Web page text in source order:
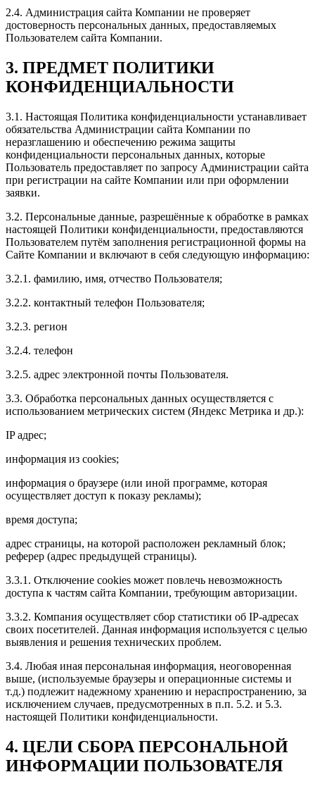
2.4. Администрация сайта Компании не проверяет
достоверность персональных данных, предоставляемых
Пользователем сайта Компании.
3. ПРЕДМЕТ ПОЛИТИКИ
КОНФИДЕНЦИАЛЬНОСТИ
3.1. Настоящая Политика конфиденциальности устанавливает
обязательства Администрации сайта Компании по
неразглашению и обеспечению режима защиты
конфиденциальности персональных данных, которые
Пользователь предоставляет по запросу Администрации сайта
при регистрации на сайте Компании или при оформлении
заявки.
3.2. Персональные данные, разрешённые к обработке в рамках
настоящей Политики конфиденциальности, предоставляются
Пользователем путём заполнения регистрационной формы на
Сайте Компании и включают в себя следующую информацию:
3.2.1. фамилию, имя, отчество Пользователя;
3.2.2. контактный телефон Пользователя;
3.2.3. регион
3.2.4. телефон
3.2.5. адрес электронной почты Пользователя.
3.3. Обработка персональных данных осуществляется с
использованием метрических систем (Яндекс Метрика и др.):
IP адрес;
информация из cookies;
информация о браузере (или иной программе, которая
осуществляет доступ к показу рекламы);
время доступа;
адрес страницы, на которой расположен рекламный блок;
реферер (адрес предыдущей страницы).
3.3.1. Отключение cookies может повлечь невозможность
доступа к частям сайта Компании, требующим авторизации.
3.3.2. Компания осуществляет сбор статистики об IP-адресах
своих посетителей. Данная информация используется с целью
выявления и решения технических проблем.
3.4. Любая иная персональная информация, неоговоренная
выше, (используемые браузеры и операционные системы и
т.д.) подлежит надежному хранению и нераспространению, за
исключением случаев, предусмотренных в п.п. 5.2. и 5.3.
настоящей Политики конфиденциальности.
4. ЦЕЛИ СБОРА ПЕРСОНАЛЬНОЙ
ИНФОРМАЦИИ ПОЛЬЗОВАТЕЛЯ